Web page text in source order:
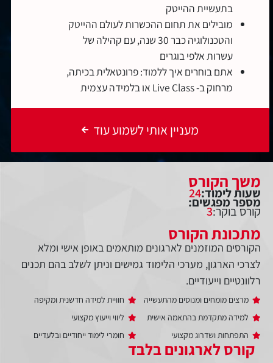
בתעשיית ההייטק
מובילים את תחום ההכשרות לעולם ההייטק
והטכנולוגיה כבר 30 שנה, עם קהילה של
עשרות אלפי בוגרים
אתם בוחרים איך ללמוד: פרונטאלית בכיתה,
מרחוק ב- Live Class או בלמידה עצמית
מעניין אותי לשמוע עוד
קורס לארגונים בלבד
משך הקורס
שעות לימוד:24
מספר מפגשים:
קורס בוקר:3
מתכונת הקורס
הקורסים המוזמנים לארגונים מותאמים באופן אישי ומלא
לצרכי הארגון, מערכי הלימוד גמישים וניתן לשלב בהם תכנים
רלוונטיים וייעודיים.
מרצים מומחים ומנוסים מהתעשייה
למידה מתקדמת בהתאמה אישית
התפתחות ושדרוג מקצועי
חוויית למידה חדשנית ומקיפה
ליווי וייעוץ מקצועי
חומרי לימוד ייחודיים ובלעדיים